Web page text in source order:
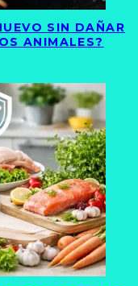
SIN DAÑAR
ANIMALES?